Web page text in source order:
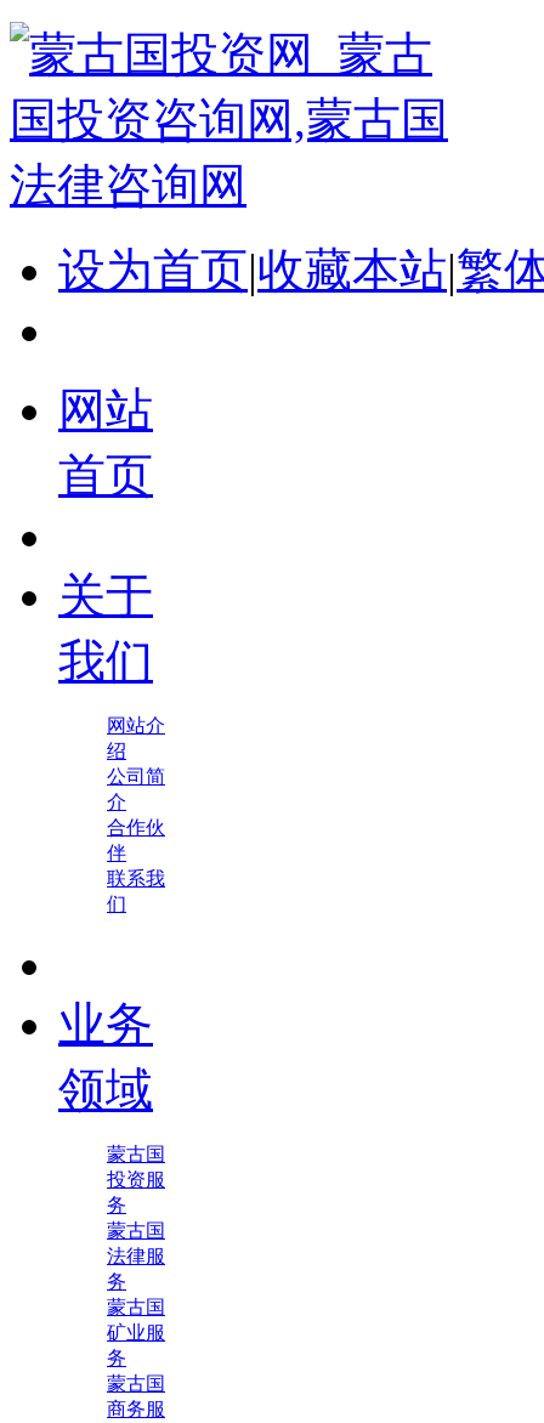
设为首页|收藏本站|繁
网站
首页
关于
我们
网站介
绍
公司简
介
合作伙
伴
联系我
们
业务
领域
蒙古国
投资服
务
蒙古国
法律服
务
蒙古国
矿业服
务
蒙古国
商务服